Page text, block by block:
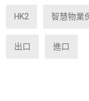
HK2 智慧物業
出口 進口